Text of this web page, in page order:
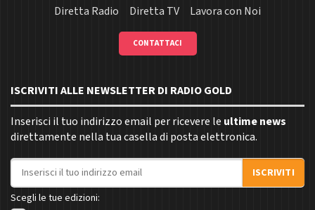
Diretta Radio
Diretta TV Lavora con Noi
CONTATTACI
ISCRIVITI ALLE NEWSLETTER DI RADIO GOLD
Inserisci il tuo indirizzo email per ricevere le ultime news
direttamente nella tua casella di posta elettronica.
Indirizzo email
ISCRIVITI
Scegli le tue edizioni: